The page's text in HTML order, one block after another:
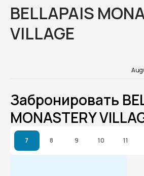
BELLAPAIS
VILLAGE
Забронировать
MONASTERY
7 8 9 10 11